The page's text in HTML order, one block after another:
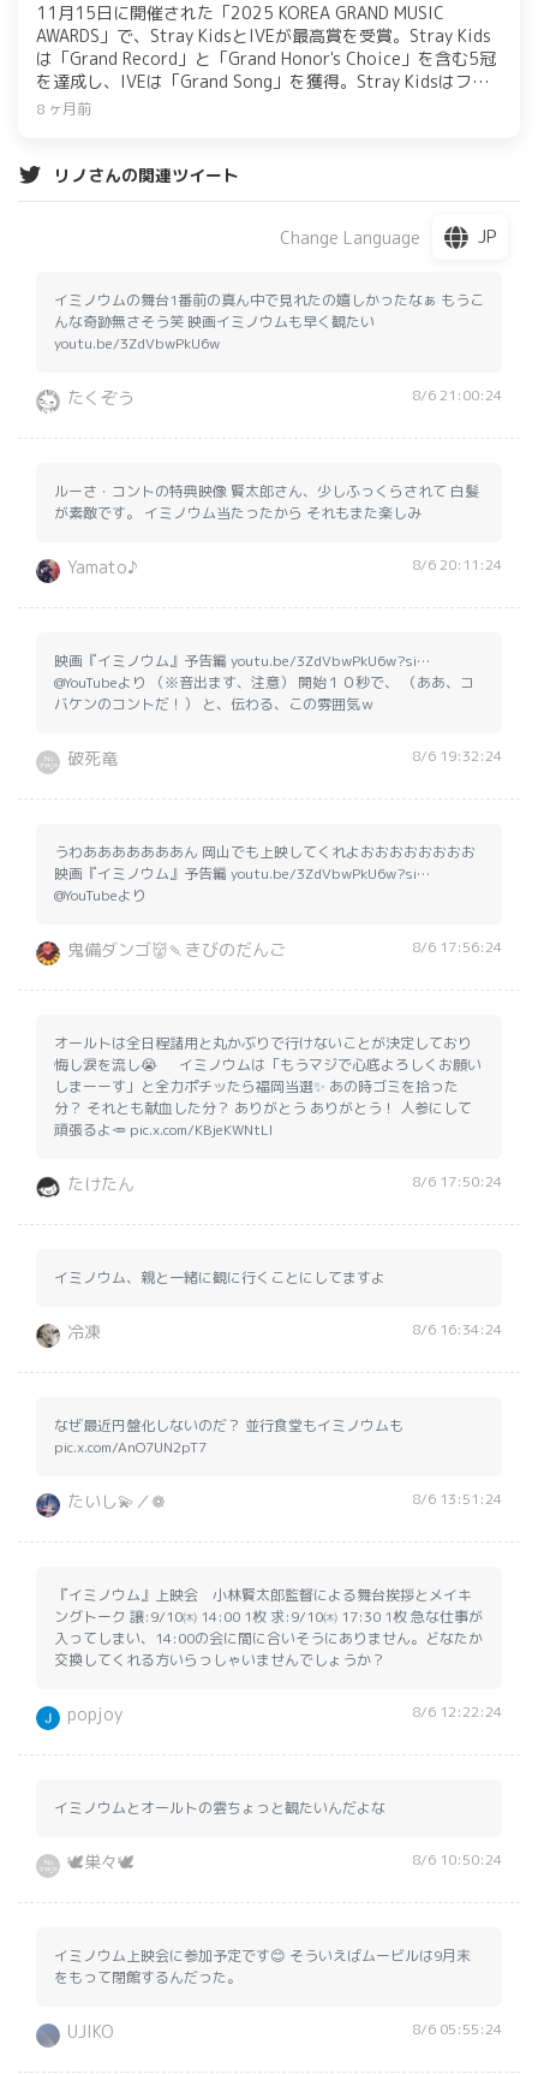
11月15日に開催された「2025 KOREA GRAND MUSIC
AWARDS」で、Stray KidsとIVEが最高賞を受賞。Stray Kids
は「Grand Record」と「Grand Honor's Choice」を含む5冠
を達成し、IVEは「Grand Song」を獲得。Stray Kidsはファ
ンへの感謝を述べ、IVEは楽曲への思いを語った。
8 ヶ月前
リノさんの関連ツイート
Change Language JP
イミノウムの舞台1番前の真ん中で見れたの嬉しかったなぁ もうこ
んな奇跡無さそう笑 映画イミノウムも早く観たい
youtu.be/3ZdVbwPkU6w
たくぞう 8/6 21:00:24
ルーさ・コントの特典映像 賢太郎さん、少しふっくらされて 白髪
が素敵です。 イミノウム当たったから それもまた楽しみ
Yamato♪ 8/6 20:11:24
映画『イミノウム』予告編 youtu.be/3ZdVbwPkU6w?si…
@YouTubeより （※音出ます、注意） 開始１０秒で、 （ああ、コ
バケンのコントだ！） と、伝わる、この雰囲気ｗ
破死竜 8/6 19:32:24
うわあああああああん 岡山でも上映してくれよおおおおおおおお
映画『イミノウム』予告編 youtu.be/3ZdVbwPkU6w?si…
@YouTubeより
鬼備ダンゴ👹🍡きびのだんご 8/6 17:56:24
オールトは全日程諸用と丸かぶりで行けないことが決定しており
悔し涙を流し😭 イミノウムは「もうマジで心底よろしくお願い
しまーーす」と全力ポチッたら福岡当選✨ あの時ゴミを拾った
分？ それとも献血した分？ ありがとう ありがとう！ 人参にして
頑張るよ🥕 pic.x.com/KBjeKWNtLI
たけたん 8/6 17:50:24
イミノウム、親と一緒に観に行くことにしてますよ
冷凍 8/6 16:34:24
なぜ最近円盤化しないのだ？ 並行食堂もイミノウムも
pic.x.com/AnO7UN2pT7
たいし💫／❁ 8/6 13:51:24
『イミノウム』上映会 小林賢太郎監督による舞台挨拶とメイキ
ングトーク 譲:9/10㈭ 14:00 1枚 求:9/10㈭ 17:30 1枚 急な仕事が
入ってしまい、14:00の会に間に合いそうにありません。どなたか
交換してくれる方いらっしゃいませんでしょうか？
popjoy 8/6 12:22:24
イミノウムとオールトの雲ちょっと観たいんだよな
🕊巣々🕊 8/6 10:50:24
イミノウム上映会に参加予定です😊 そういえばムービルは9月末
をもって閉館するんだった。
UJIKO 8/6 05:55:24